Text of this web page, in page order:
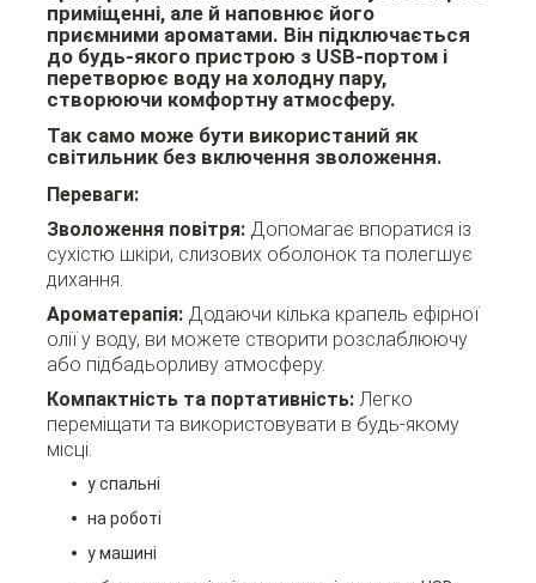
приміщенні, але й наповнює його
приємними ароматами. Він підключається
до будь-якого пристрою з USB-портом і
перетворює воду на холодну пару,
створюючи комфортну атмосферу.
Так само може бути використаний як
світильник без включення зволоження.
Переваги:
Зволоження повітря: Допомагає впоратися із
сухістю шкіри, слизових оболонок та полегшує
дихання.
Ароматерапія:Додаючи кілька крапель ефірної
олії у воду, ви можете створити розслаблюючу
або підбадьорливу атмосферу.
Компактність та портативність: Легко
переміщати та використовувати в будь-якому
місці.
у спальні
на роботі
у машині